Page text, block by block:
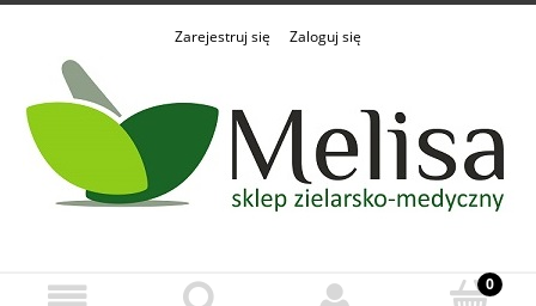
Zarejestruj się Zaloguj się